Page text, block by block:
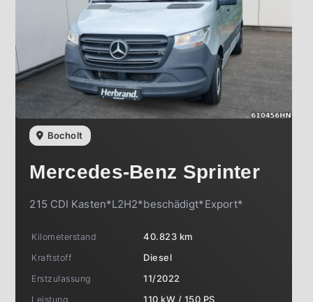
Bocholt
Mercedes-Benz Sprinter
215 CDI Kasten*L2H2*beschädigt*Export*
Kilometerstand
40.823 km
Kraftstoff
Diesel
Erstzulassung
11/2022
Leistung
110 kW / 150 PS